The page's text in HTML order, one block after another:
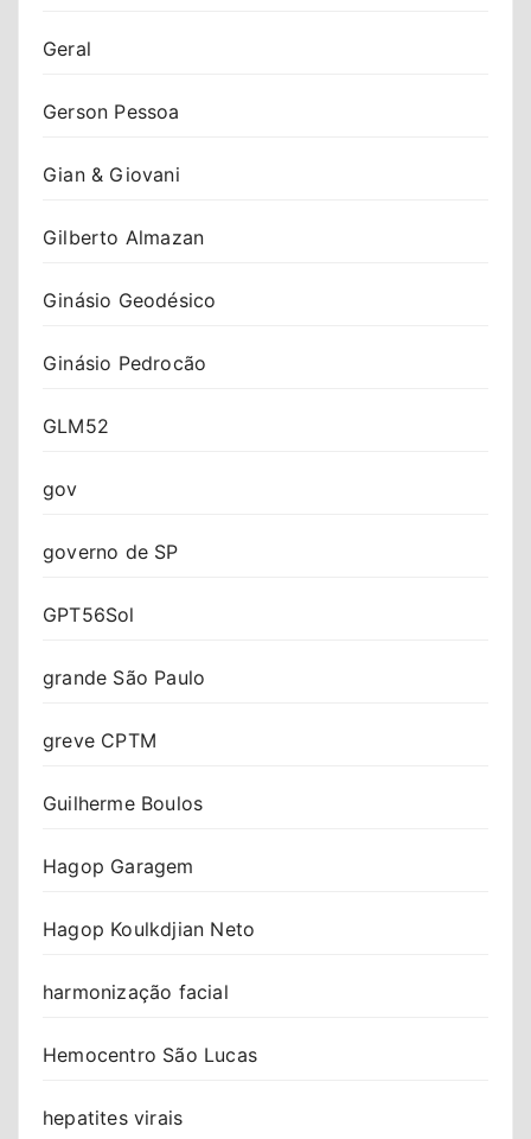
Geral
Gerson Pessoa
Gian & Giovani
Gilberto Almazan
Ginásio Geodésico
Ginásio Pedrocão
GLM52
gov
governo de SP
GPT56Sol
grande São Paulo
greve CPTM
Guilherme Boulos
Hagop Garagem
Hagop Koulkdjian Neto
harmonização facial
Hemocentro São Lucas
hepatites virais